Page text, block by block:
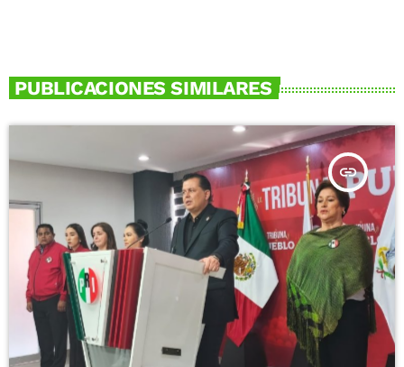
PUBLICACIONES SIMILARES
insert_link